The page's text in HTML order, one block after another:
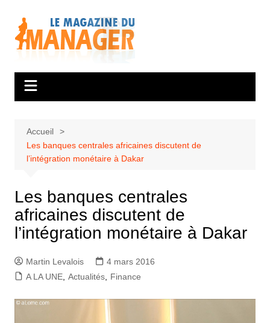
contenu
Accueil
Les banques centrales africaines discutent de
l’intégration monétaire à Dakar
Les banques centrales
africaines discutent de
l’intégration monétaire à Dakar
Martin Levalois
4 mars 2016
A LA UNE, Actualités, Finance